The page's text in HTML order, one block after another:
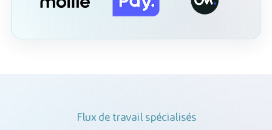
Flux de travail spécialisés